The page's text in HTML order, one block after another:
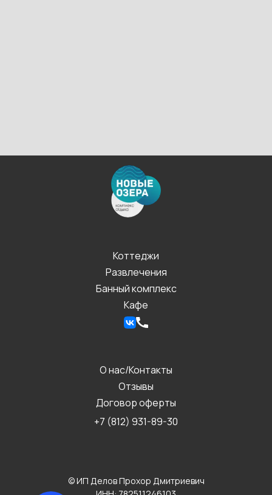
Коттеджи
Развлечения
Банный комплекс
Кафе
О нас/Контакты
Отзывы
Договор оферты
+7 (812) 931-89-30
© ИП Делов Прохор Дмитриевич